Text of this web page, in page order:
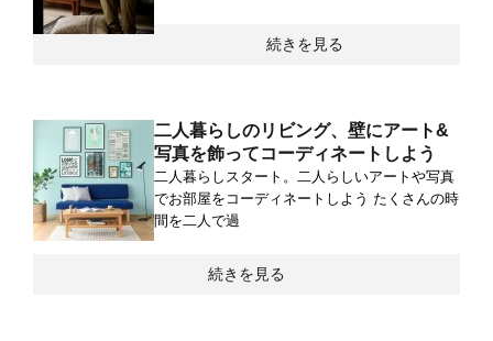
続きを見る
二人暮らしのリビング、壁にアート&
写真を飾ってコーディネートしよう
二人暮らしスタート。二人らしいアートや写真
でお部屋をコーディネートしよう たくさんの時
間を二人で過
続きを見る